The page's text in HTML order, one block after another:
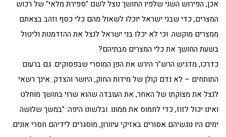
אכן, הפירוש השני שלפיו החושך נוצל לשם "ספירת מלאי" של רכוש
המצרים, כדי שבני ישראל יוכלו לשאול מהם כלי כסף וזהב בצאתם
ממצרים מוקשה. וכי לא יכלו בני ישראל לנצל את ההזדמנות וליטול
בשעת החושך את כלי המצרים מבתיהם?
כדרכו, מדגיש הרש"ר הירש את הפן המוסרי שבפסוקים. גם ברעום
התותחים – לא נדם קולן של מידות החוק, היושר והצדק. אינך רשאי
לנצל את מצוקתו של האחר, את העובדה שהוא שרוי בחושך מוחלט
ואינו יכול לזוז, כדי לחמוס את ממונו. ובלשונו היפה: "במשך שלושה
ימים היו נוגשיהם אסורים באזיקי עיוורון, מוסגרים לידיהם חסרי אונים.